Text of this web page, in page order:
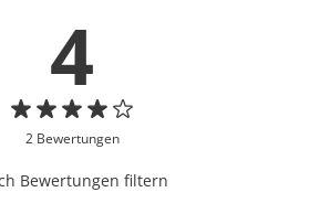
4
2 Bewertungen
Bewertungen filtern